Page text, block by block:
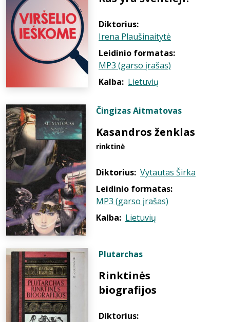
Diktorius:
Irena Plaušinaitytė
Leidinio formatas:
MP3 (garso įrašas)
Kalba: Lietuvių
Čingizas Aitmatovas
Kasandros ženklas
rinktinė
Diktorius: Vytautas Širka
Leidinio formatas:
MP3 (garso įrašas)
Kalba: Lietuvių
Plutarchas
Rinktinės
biografijos
Diktorius: